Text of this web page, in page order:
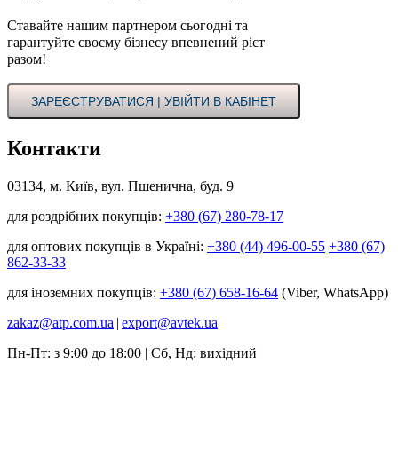
Ставайте нашим партнером сьогодні та
гарантуйте своєму бізнесу впевнений ріст
разом!
ЗАРЕЄСТРУВАТИСЯ | УВІЙТИ В КАБІНЕТ
Контакти
03134, м. Київ, вул. Пшенична, буд. 9
для роздрібних покупців: +380 (67) 280-78-17
для оптових покупців в Україні: +380 (44) 496-00-55 +380 (67)
862-33-33
для іноземних покупців: +380 (67) 658-16-64 (Viber, WhatsApp)
zakaz@atp.com.ua | export@avtek.ua
Пн-Пт: з 9:00 до 18:00 | Сб, Нд: вихідний